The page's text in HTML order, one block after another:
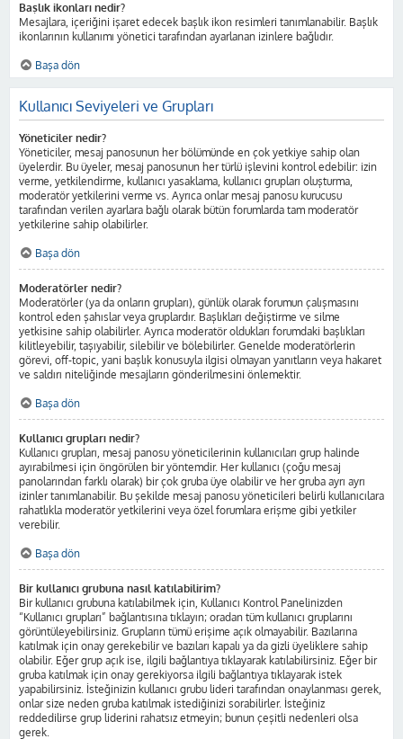
Başlık ikonları nedir?
Mesajlara, içeriğini işaret edecek başlık ikon resimleri tanımlanabilir. Başlık
ikonlarının kullanımı yönetici tarafından ayarlanan izinlere bağlıdır.
Başa dön
Kullanıcı Seviyeleri ve Grupları
Yöneticiler nedir?
Yöneticiler, mesaj panosunun her bölümünde en çok yetkiye sahip olan
üyelerdir. Bu üyeler, mesaj panosunun her türlü işlevini kontrol edebilir: izin
verme, yetkilendirme, kullanıcı yasaklama, kullanıcı grupları oluşturma,
moderatör yetkilerini verme vs. Ayrıca onlar mesaj panosu kurucusu
tarafından verilen ayarlara bağlı olarak bütün forumlarda tam moderatör
yetkilerine sahip olabilirler.
Başa dön
Moderatörler nedir?
Moderatörler (ya da onların grupları), günlük olarak forumun çalışmasını
kontrol eden şahıslar veya gruplardır. Başlıkları değiştirme ve silme
yetkisine sahip olabilirler. Ayrıca moderatör oldukları forumdaki başlıkları
kilitleyebilir, taşıyabilir, silebilir ve bölebilirler. Genelde moderatörlerin
görevi, off-topic, yani başlık konusuyla ilgisi olmayan yanıtların veya hakaret
ve saldırı niteliğinde mesajların gönderilmesini önlemektir.
Başa dön
Kullanıcı grupları nedir?
Kullanıcı grupları, mesaj panosu yöneticilerinin kullanıcıları grup halinde
ayırabilmesi için öngörülen bir yöntemdir. Her kullanıcı (çoğu mesaj
panolarından farklı olarak) bir çok gruba üye olabilir ve her gruba ayrı ayrı
izinler tanımlanabilir. Bu şekilde mesaj panosu yöneticileri belirli kullanıcılara
rahatlıkla moderatör yetkilerini veya özel forumlara erişme gibi yetkiler
verebilir.
Başa dön
Bir kullanıcı grubuna nasıl katılabilirim?
Bir kullanıcı grubuna katılabilmek için, Kullanıcı Kontrol Panelinizden
“Kullanıcı grupları” bağlantısına tıklayın; oradan tüm kullanıcı gruplarını
görüntüleyebilirsiniz. Grupların tümü erişime açık olmayabilir. Bazılarına
katılmak için onay gerekebilir ve bazıları kapalı ya da gizli üyeliklere sahip
olabilir. Eğer grup açık ise, ilgili bağlantıya tıklayarak katılabilirsiniz. Eğer bir
gruba katılmak için onay gerekiyorsa ilgili bağlantıya tıklayarak istek
yapabilirsiniz. İsteğinizin kullanıcı grubu lideri tarafından onaylanması gerek,
onlar size neden gruba katılmak istediğinizi sorabilirler. İsteğiniz
reddedilirse grup liderini rahatsız etmeyin; bunun çeşitli nedenleri olsa
gerek.